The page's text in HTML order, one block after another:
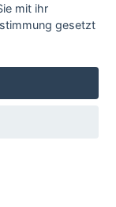
mit ihr
gesetzt